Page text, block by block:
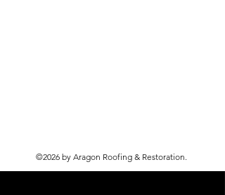
©2026 by Aragon Roofing & Restoration.